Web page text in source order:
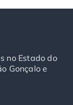
no Estado do
Gonçalo e